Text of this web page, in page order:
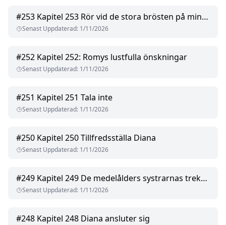
#253 Kapitel 253 Rör vid de stora brösten på min hemlärare
Senast Uppdaterad: 1/11/2026
#252 Kapitel 252: Romys lustfulla önskningar
Senast Uppdaterad: 1/11/2026
#251 Kapitel 251 Tala inte
Senast Uppdaterad: 1/11/2026
#250 Kapitel 250 Tillfredsställa Diana
Senast Uppdaterad: 1/11/2026
#249 Kapitel 249 De medelålders systrarnas trekant
Senast Uppdaterad: 1/11/2026
#248 Kapitel 248 Diana ansluter sig